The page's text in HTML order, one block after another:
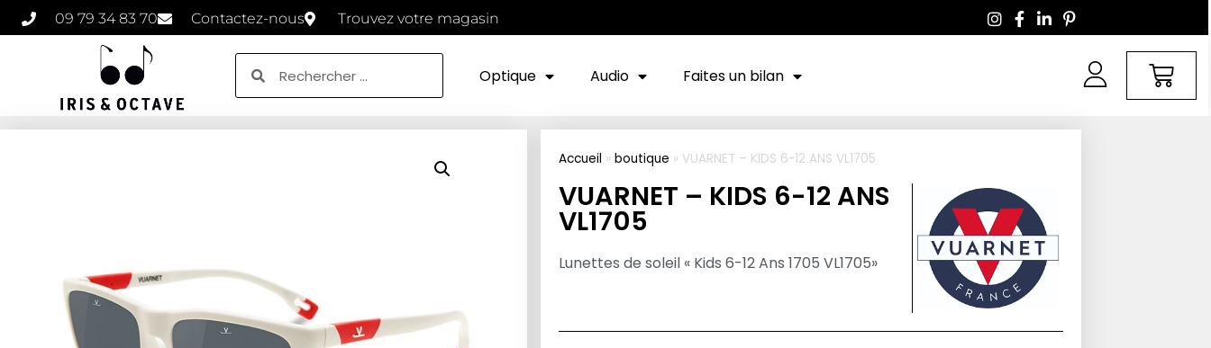
09 79 34 83 70 Contactez-nous Trouvez votre magasin
Optique Audio Faites un bilan
Accueil » boutique » VUARNET – KIDS 6-12 ANS VL1705
VUARNET – KIDS 6-12 ANS
VL1705
Lunettes de soleil « Kids 6-12 Ans 1705 VL1705»